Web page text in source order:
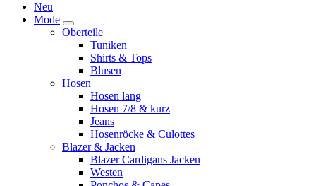
Neu
Mode
Oberteile
Tuniken
Shirts & Tops
Blusen
Hosen
Hosen lang
Hosen 7/8 & kurz
Jeans
Hosenröcke & Culottes
Blazer & Jacken
Blazer Cardigans Jacken
Westen